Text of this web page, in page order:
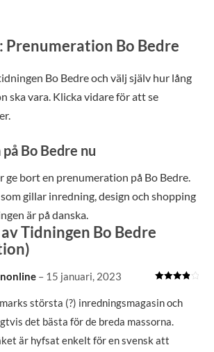
Prenumeration Bo Bedre
Bo Bedre och välj själv hur lång
ska vara. Klicka vidare för att se
Bo Bedre nu
ge bort en prenumeration på Bo Bedre.
gillar inredning, design och shopping
är på danska.
avTidningen Bo Bedre
– 15 januari, 2023
största (?) inredningsmagasin och
det bästa för de breda massorna.
är hyfsat enkelt för en svensk att